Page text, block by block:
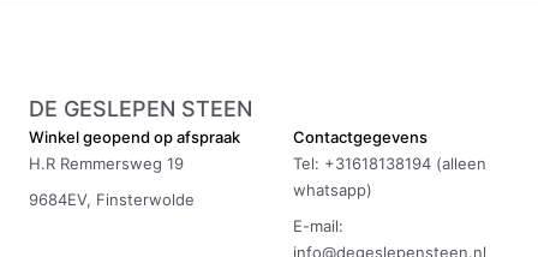
DE GESLEPEN STEEN
Winkel geopend op afspraak
H.R Remmersweg 19
9684EV, Finsterwolde
Contactgegevens
Tel: +31618138194 (alleen
whatsapp)
E-mail:
info@degeslepensteen.nl